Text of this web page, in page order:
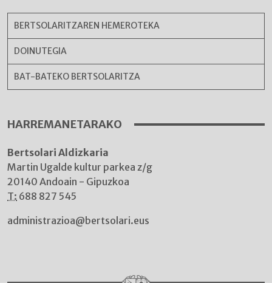
BERTSOLARITZAREN HEMEROTEKA
DOINUTEGIA
BAT-BATEKO BERTSOLARITZA
HARREMANETARAKO
Bertsolari Aldizkaria
Martin Ugalde kultur parkea z/g
20140 Andoain - Gipuzkoa
T: 688 827 545
administrazioa@bertsolari.eus